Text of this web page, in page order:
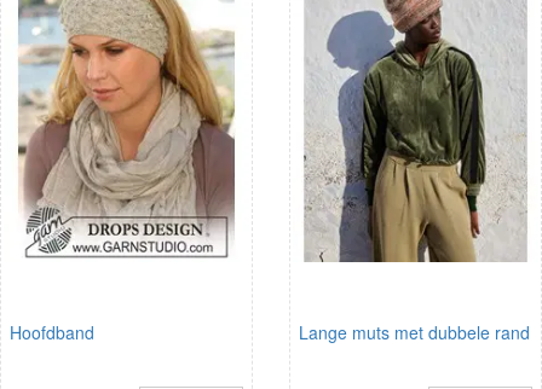
Hoofdband Lange muts met dubbele rand